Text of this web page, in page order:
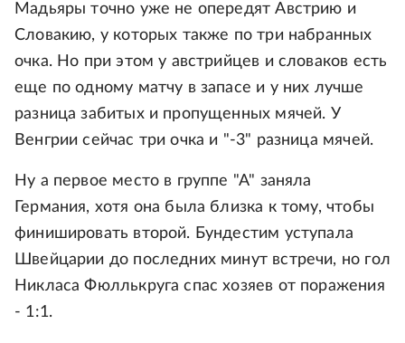
Мадьяры точно уже не опередят Австрию и
Словакию, у которых также по три набранных
очка. Но при этом у австрийцев и словаков есть
еще по одному матчу в запасе и у них лучше
разница забитых и пропущенных мячей. У
Венгрии сейчас три очка и "-3" разница мячей.
Ну а первое место в группе "А" заняла
Германия, хотя она была близка к тому, чтобы
финишировать второй. Бундестим уступала
Швейцарии до последних минут встречи, но гол
Никласа Фюллькруга спас хозяев от поражения
- 1:1.